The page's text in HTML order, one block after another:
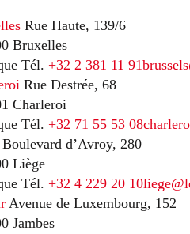
Rue Haute, 139/6
Bruxelles
Tél. +32 2 381 11 91
Rue Destrée, 68
Charleroi
Tél. +32 71 55 53 08
Boulevard d’Avroy, 280
Liège
Tél. +32 4 229 20 10
Avenue de Luxembourg, 152
Jambes